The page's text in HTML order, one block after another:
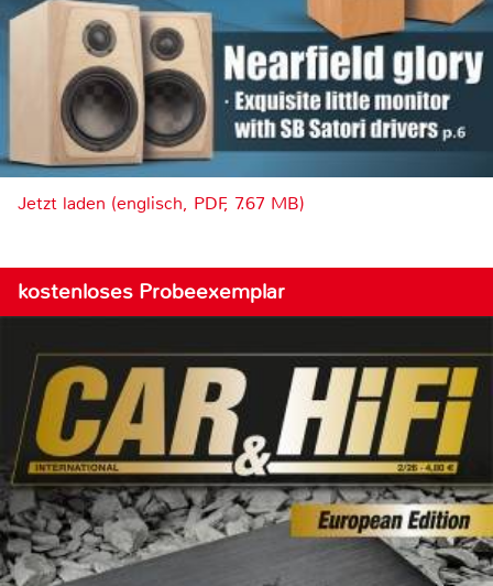
Jetzt laden (englisch, PDF, 7.67 MB)
kostenloses Probeexemplar